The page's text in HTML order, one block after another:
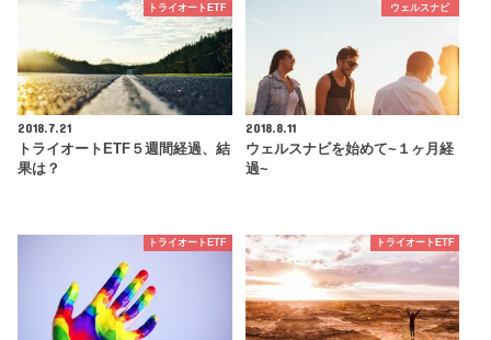
トライオートETF
2018.7.21
トライオートETF５週間経過、結
果は？
ウェルスナビ
2018.8.11
ウェルスナビを始めて~１ヶ月経
過~
トライオートETF トライオートETF